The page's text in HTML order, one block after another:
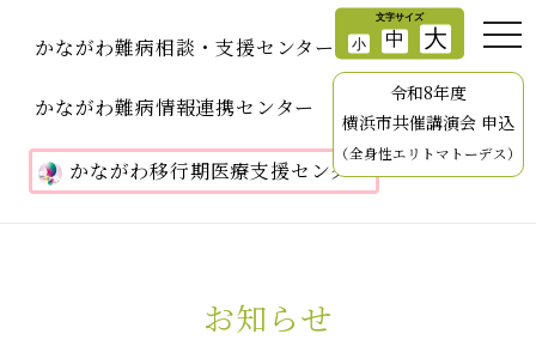
かながわ難病相談・支援センター
かながわ難病情報連携センター
かながわ移行期医療支援センター
令和8年度
横浜市共催講演会 申込
（全身性エリトマトーデス）
お知らせ